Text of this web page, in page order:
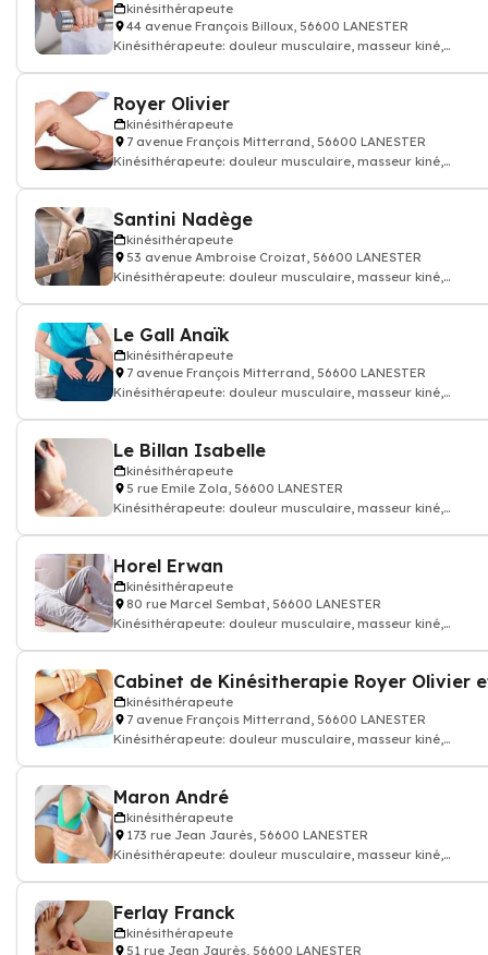
kinésithérapeute
44 avenue François Billoux, 56600 LANESTER
Kinésithérapeute: douleur musculaire, masseur kiné,
Royer Olivier
kinésithérapeute
7 avenue François Mitterrand, 56600 LANESTER
Kinésithérapeute: douleur musculaire, masseur kiné,
Santini Nadège
kinésithérapeute
53 avenue Ambroise Croizat, 56600 LANESTER
Kinésithérapeute: douleur musculaire, masseur kiné,
Le Gall Anaïk
kinésithérapeute
7 avenue François Mitterrand, 56600 LANESTER
Kinésithérapeute: douleur musculaire, masseur kiné,
Le Billan Isabelle
kinésithérapeute
5 rue Emile Zola, 56600 LANESTER
Kinésithérapeute: douleur musculaire, masseur kiné,
Horel Erwan
kinésithérapeute
80 rue Marcel Sembat, 56600 LANESTER
Kinésithérapeute: douleur musculaire, masseur kiné,
kinésithérapeute
7 avenue François Mitterrand, 56600 LANESTER
Kinésithérapeute: douleur musculaire, masseur kiné,
Maron André
kinésithérapeute
173 rue Jean Jaurès, 56600 LANESTER
Kinésithérapeute: douleur musculaire, masseur kiné,
Ferlay Franck
kinésithérapeute
51 rue Jean Jaurès, 56600 LANESTER